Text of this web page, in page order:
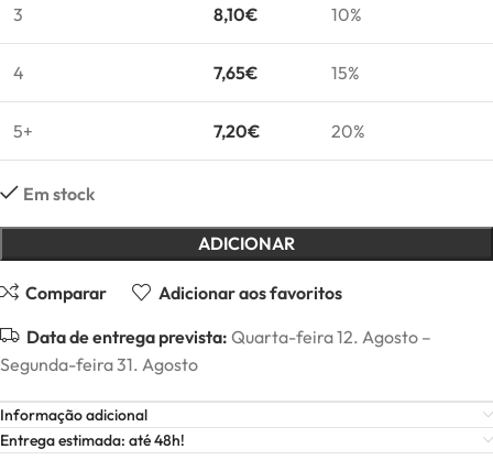
3 8,10€ 10%
4 7,65€ 15%
5+ 7,20€ 20%
Em stock
ADICIONAR
Comparar Adicionar aos favoritos
Data de entrega prevista: Quarta-feira 12. Agosto –
Segunda-feira 31. Agosto
Informação adicional
Entrega estimada: até 48h!